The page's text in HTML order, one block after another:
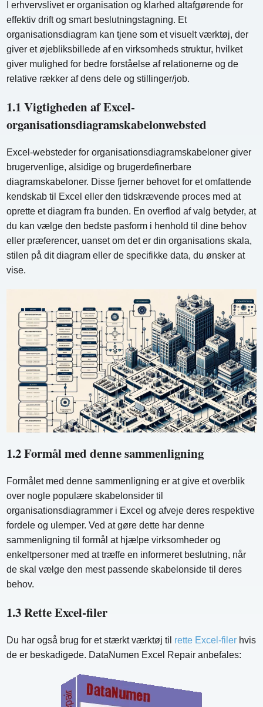
I erhvervslivet er organisation og klarhed altafgørende for
effektiv drift og smart beslutningstagning. Et
organisationsdiagram kan tjene som et visuelt værktøj, der
giver et øjebliksbillede af en virksomheds struktur, hvilket
giver mulighed for bedre forståelse af relationerne og de
relative rækker af dens dele og stillinger/job.
1.1 Vigtigheden af ​​Excel-
organisationsdiagramskabelonwebsted
Excel-websteder for organisationsdiagramskabeloner giver
brugervenlige, alsidige og brugerdefinerbare
diagramskabeloner. Disse fjerner behovet for et omfattende
kendskab til Excel eller den tidskrævende proces med at
oprette et diagram fra bunden. En overflod af valg betyder, at
du kan vælge den bedste pasform i henhold til dine behov
eller præferencer, uanset om det er din organisations skala,
stilen på dit diagram eller de specifikke data, du ønsker at
vise.
1.2 Formål med denne sammenligning
Formålet med denne sammenligning er at give et overblik
over nogle populære skabelonsider til
organisationsdiagrammer i Excel og afveje deres respektive
fordele og ulemper. Ved at gøre dette har denne
sammenligning til formål at hjælpe virksomheder og
enkeltpersoner med at træffe en informeret beslutning, når
de skal vælge den mest passende skabelonside til deres
behov.
1.3 Rette Excel-filer
Du har også brug for et stærkt værktøj til rette Excel-filer hvis
de er beskadigede. DataNumen Excel Repair anbefales: